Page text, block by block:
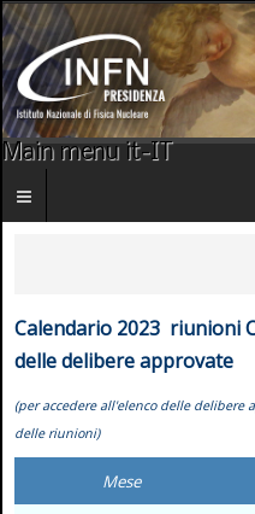
Main menu it-IT
Calendario 2023 riunioni
delle delibere approvate
(per accedere all'elenco delle delibere
delle riunioni)
Mese